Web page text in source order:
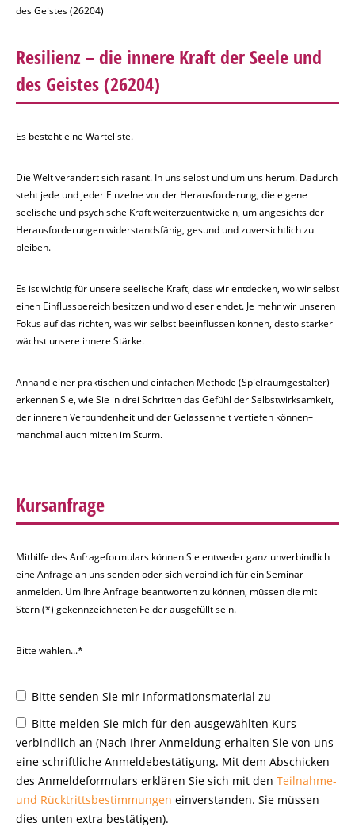
des Geistes (26204)
Resilienz – die innere Kraft der Seele und
des Geistes(26204)
Es besteht eine Warteliste.
Die Welt verändert sich rasant. In uns selbst und um uns herum. Dadurch
steht jede und jeder Einzelne vor der Herausforderung, die eigene
seelische und psychische Kraft weiterzuentwickeln, um angesichts der
Herausforderungen widerstandsfähig, gesund und zuversichtlich zu
bleiben.
Es ist wichtig für unsere seelische Kraft, dass wir entdecken, wo wir selbst
einen Einflussbereich besitzen und wo dieser endet. Je mehr wir unseren
Fokus auf das richten, was wir selbst beeinflussen können, desto stärker
wächst unsere innere Stärke.
Anhand einer praktischen und einfachen Methode (Spielraumgestalter)
erkennen Sie, wie Sie in drei Schritten das Gefühl der Selbstwirksamkeit,
der inneren Verbundenheit und der Gelassenheit vertiefen können–
manchmal auch mitten im Sturm.
Kursanfrage
Mithilfe des Anfrageformulars können Sie entweder ganz unverbindlich
eine Anfrage an uns senden oder sich verbindlich für ein Seminar
anmelden. Um Ihre Anfrage beantworten zu können, müssen die mit
Stern (*) gekennzeichneten Felder ausgefüllt sein.
Bitte wählen...*
Bitte senden Sie mir Informationsmaterial zu
verbindlich an (Nach Ihrer Anmeldung erhalten Sie von uns
eine schriftliche Anmeldebestätigung. Mit dem Abschicken
des Anmeldeformulars erklären Sie sich mit den Teilnahme-
und Rücktrittsbestimmungen einverstanden. Sie müssen
dies unten extra bestätigen).